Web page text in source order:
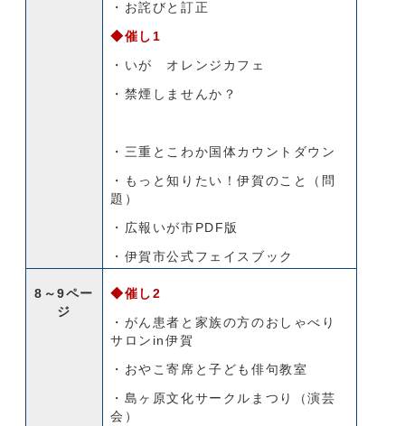
・お詫びと訂正
◆催し1
・いが オレンジカフェ
・禁煙しませんか？
・三重とこわか国体カウントダウン
・もっと知りたい！伊賀のこと（問
題）
・広報いが市PDF版
・伊賀市公式フェイスブック
8～9ペー
ジ
◆催し2
・がん患者と家族の方のおしゃべり
サロンin伊賀
・おやこ寄席と子ども俳句教室
・島ヶ原文化サークルまつり（演芸
会）